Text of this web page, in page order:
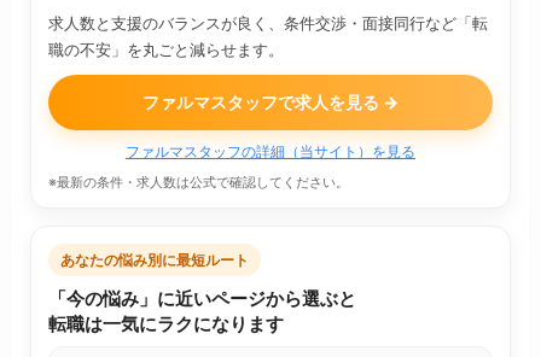
求人数と支援のバランスが良く、条件交渉・面接同行など「転
職の不安」を丸ごと減らせます。
ファルマスタッフで求人を見る →
ファルマスタッフの詳細（当サイト）を見る
※最新の条件・求人数は公式で確認してください。
あなたの悩み別に最短ルート
「今の悩み」に近いページから選ぶと
転職は一気にラクになります